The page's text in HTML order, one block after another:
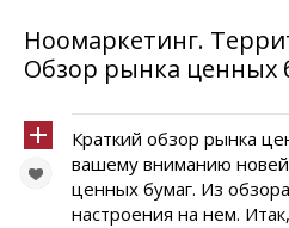
Ноомаркетинг.
Обзор рынка ценных
Краткий обзор рынка
вашему вниманию
ценных бумаг. Из
настроения на нем.